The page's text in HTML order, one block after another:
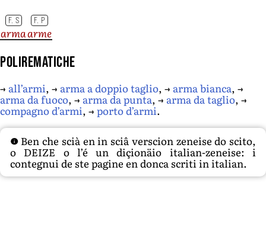
F. S F. P
armaarme
Polirematiche
→ all’armi, → arma a doppio taglio, → arma bianca, →
arma da fuoco, → arma da punta, → arma da taglio, →
compagno d’armi, → porto d’armi.
Ben che scià en in sciâ verscion zeneise do scito,
o DEIZE o l’é un diçionäio italian-zeneise: i
contegnui de ste pagine en donca scriti in italian.